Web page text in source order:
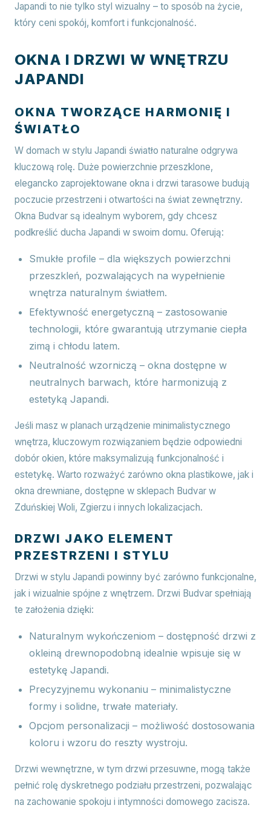
Japandi to nie tylko styl wizualny – to sposób na życie,
który ceni spokój, komfort i funkcjonalność.
OKNA I DRZWI W WNĘTRZU
JAPANDI
OKNA TWORZĄCE HARMONIĘ I
ŚWIATŁO
W domach w stylu Japandi światło naturalne odgrywa
kluczową rolę. Duże powierzchnie przeszklone,
elegancko zaprojektowane okna i drzwi tarasowe budują
poczucie przestrzeni i otwartości na świat zewnętrzny.
Okna Budvar są idealnym wyborem, gdy chcesz
podkreślić ducha Japandi w swoim domu. Oferują:
Smukłe profile – dla większych powierzchni
przeszkleń, pozwalających na wypełnienie
wnętrza naturalnym światłem.
Efektywność energetyczną – zastosowanie
technologii, które gwarantują utrzymanie ciepła
zimą i chłodu latem.
Neutralność wzorniczą – okna dostępne w
neutralnych barwach, które harmonizują z
estetyką Japandi.
Jeśli masz w planach urządzenie minimalistycznego
wnętrza, kluczowym rozwiązaniem będzie odpowiedni
dobór okien, które maksymalizują funkcjonalność i
estetykę. Warto rozważyć zarówno okna plastikowe, jak i
okna drewniane, dostępne w sklepach Budvar w
Zduńskiej Woli, Zgierzu i innych lokalizacjach.
DRZWI JAKO ELEMENT
PRZESTRZENI I STYLU
Drzwi w stylu Japandi powinny być zarówno funkcjonalne,
jak i wizualnie spójne z wnętrzem. Drzwi Budvar spełniają
te założenia dzięki:
Naturalnym wykończeniom – dostępność drzwi z
okleiną drewnopodobną idealnie wpisuje się w
estetykę Japandi.
Precyzyjnemu wykonaniu – minimalistyczne
formy i solidne, trwałe materiały.
Opcjom personalizacji – możliwość dostosowania
koloru i wzoru do reszty wystroju.
Drzwi wewnętrzne, w tym drzwi przesuwne, mogą także
pełnić rolę dyskretnego podziału przestrzeni, pozwalając
na zachowanie spokoju i intymności domowego zacisza.